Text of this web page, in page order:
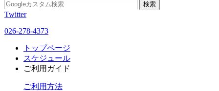
Twitter
026-278-4373
トップページ
スケジュール
ご利用ガイド
ご利用方法